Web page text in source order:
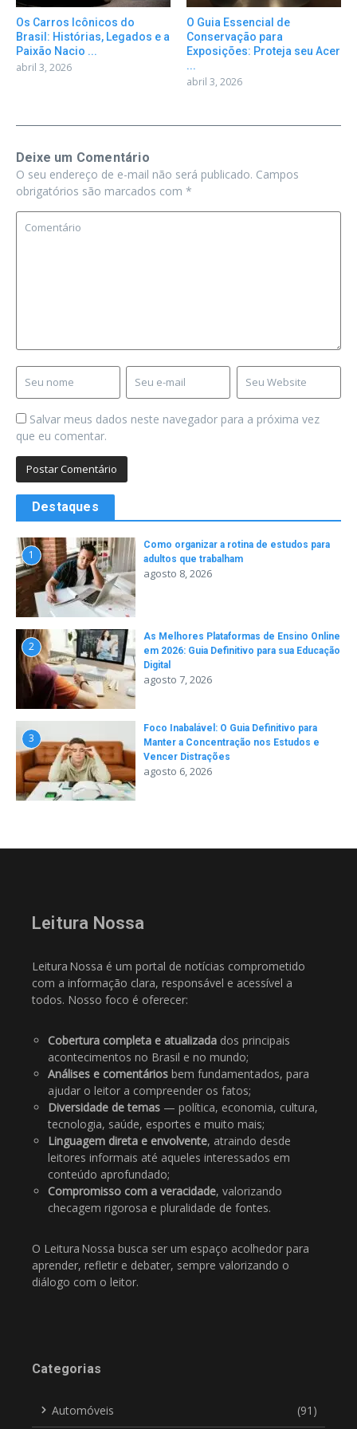
Os Carros Icônicos do
Brasil: Histórias, Legados e a
Paixão Nacio ...
abril 3, 2026
O Guia Essencial de
Conservação para
Exposições: Proteja seu Acer
...
abril 3, 2026
Deixe um Comentário
O seu endereço de e-mail não será publicado. Campos
obrigatórios são marcados com *
Salvar meus dados neste navegador para a próxima vez
que eu comentar.
Destaques
1
Como organizar a rotina de estudos para
adultos que trabalham
agosto 8, 2026
2
As Melhores Plataformas de Ensino Online
em 2026: Guia Definitivo para sua Educação
Digital
agosto 7, 2026
3
Foco Inabalável: O Guia Definitivo para
Manter a Concentração nos Estudos e
Vencer Distrações
agosto 6, 2026
Leitura Nossa
Leitura Nossa é um portal de notícias comprometido
com a informação clara, responsável e acessível a
todos. Nosso foco é oferecer:
Cobertura completa e atualizada dos principais
acontecimentos no Brasil e no mundo;
Análises e comentários bem fundamentados, para
ajudar o leitor a compreender os fatos;
Diversidade de temas — política, economia, cultura,
tecnologia, saúde, esportes e muito mais;
Linguagem direta e envolvente, atraindo desde
leitores informais até aqueles interessados em
conteúdo aprofundado;
Compromisso com a veracidade, valorizando
checagem rigorosa e pluralidade de fontes.
O Leitura Nossa busca ser um espaço acolhedor para
aprender, refletir e debater, sempre valorizando o
diálogo com o leitor.
Categorias
Automóveis (91)